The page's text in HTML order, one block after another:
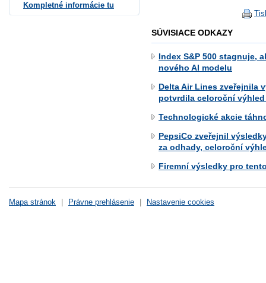
SÚVISIACE ODKAZY
Index S&P 500 stagnuje,
nového AI modelu
Delta Air Lines zveřejnila
potvrdila celoroční
Technologické akcie
PepsiCo zveřejnil
za odhady, celoroční
Firemní výsledky pro
Kompletné informácie tu
Mapa stránok Právne prehlásenie Nastavenie cookies